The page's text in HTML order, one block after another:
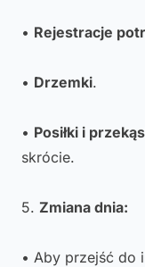
• Rejestracje
• Drzemki.
• Posiłki i
skrócie.
5. Zmiana dnia:
• Aby przejść do